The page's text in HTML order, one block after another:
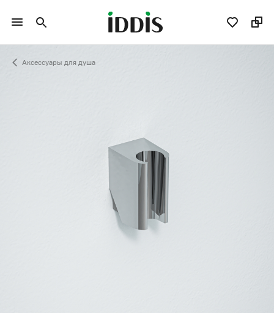
Аксессуары для душа